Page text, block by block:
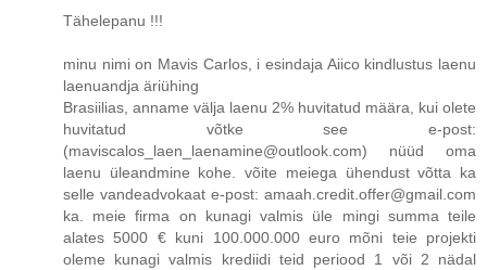
Tähelepanu !!!
minu nimi on Mavis Carlos, i esindaja Aiico kindlustus laenu
laenuandja äriühing
Brasiilias, anname välja laenu 2% huvitatud määra, kui olete
huvitatud võtke see e-post:
(maviscalos_laen_laenamine@outlook.com) nüüd oma
laenu üleandmine kohe. võite meiega ühendust võtta ka
selle vandeadvokaat e-post: amaah.credit.offer@gmail.com
ka. meie firma on kunagi valmis üle mingi summa teile
alates 5000 € kuni 100.000.000 euro mõni teie projekti
oleme kunagi valmis krediidi teid periood 1 või 2 nädal